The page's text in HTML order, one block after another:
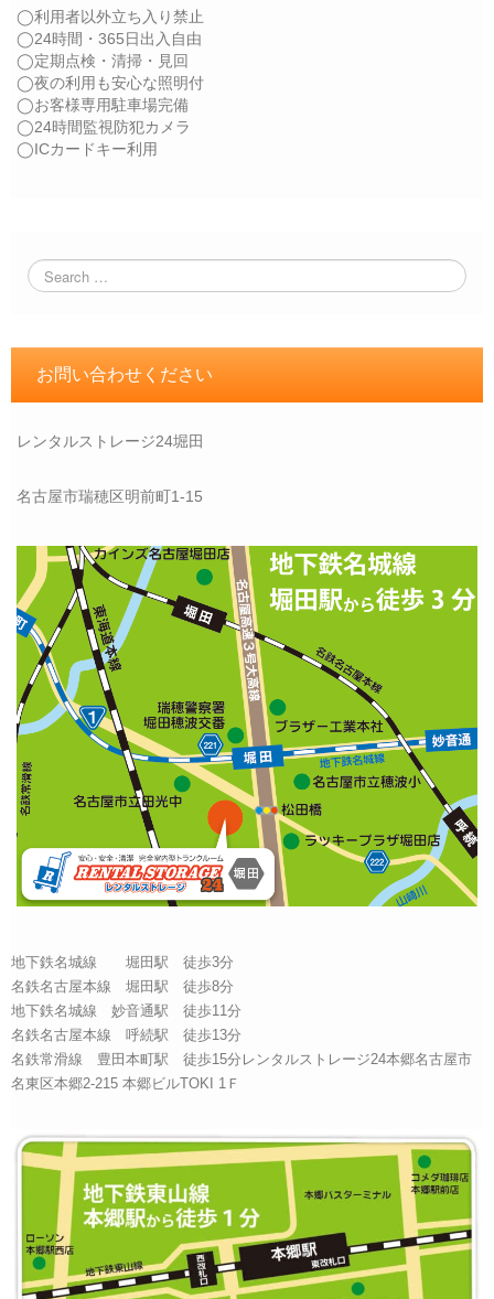
◯利用者以外立ち入り禁止
◯24時間・365日出入自由
◯定期点検・清掃・見回
◯夜の利用も安心な照明付
◯お客様専用駐車場完備
◯24時間監視防犯カメラ
◯ICカードキー利用
お問い合わせください
レンタルストレージ24堀田
名古屋市瑞穂区明前町1-15
地下鉄名城線 堀田駅 徒歩3分
名鉄名古屋本線 堀田駅 徒歩8分
地下鉄名城線 妙音通駅 徒歩11分
名鉄名古屋本線 呼続駅 徒歩13分
名鉄常滑線 豊田本町駅 徒歩15分レンタルストレージ24本郷名古屋市
名東区本郷2-215 本郷ビルTOKI 1Ｆ